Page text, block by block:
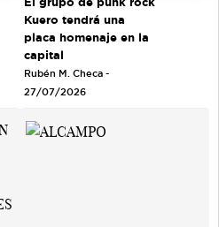
Kuero tendrá una
placa homenaje en la
capital
Rubén M. Checa -
27/07/2026